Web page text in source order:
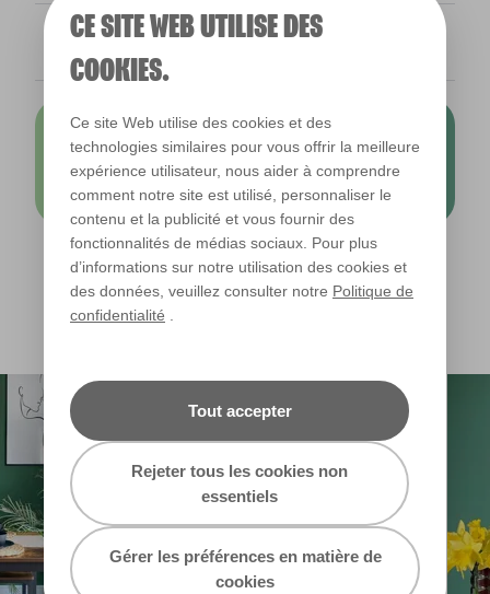
CE SITE WEB UTILISE DES
COOKIES.
Ce site Web utilise des cookies et des
technologies similaires pour vous offrir la meilleure
expérience utilisateur, nous aider à comprendre
comment notre site est utilisé, personnaliser le
contenu et la publicité et vous fournir des
fonctionnalités de médias sociaux. Pour plus
d’informations sur notre utilisation des cookies et
des données, veuillez consulter notre Politique de
confidentialité
Tout accepter
Rejeter tous les cookies non
essentiels
Gérer les préférences en matière de
cookies
Mint Intermezzo
R234E
Gazing Ball
R245D
Dolphin Pool
R245C